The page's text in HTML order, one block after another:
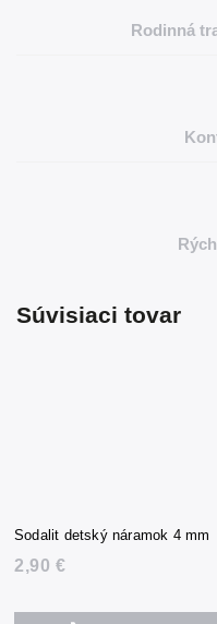
Rodinná
Súvisiaci tovar
Sodalit detský náramok 4 mm
2,90 €